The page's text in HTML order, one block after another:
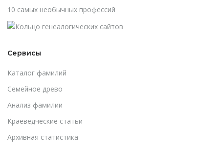
10 самых необычных профессий
Сервисы
Каталог фамилий
Cемейное древо
Анализ фамилии
Краеведческие статьи
Архивная статистика